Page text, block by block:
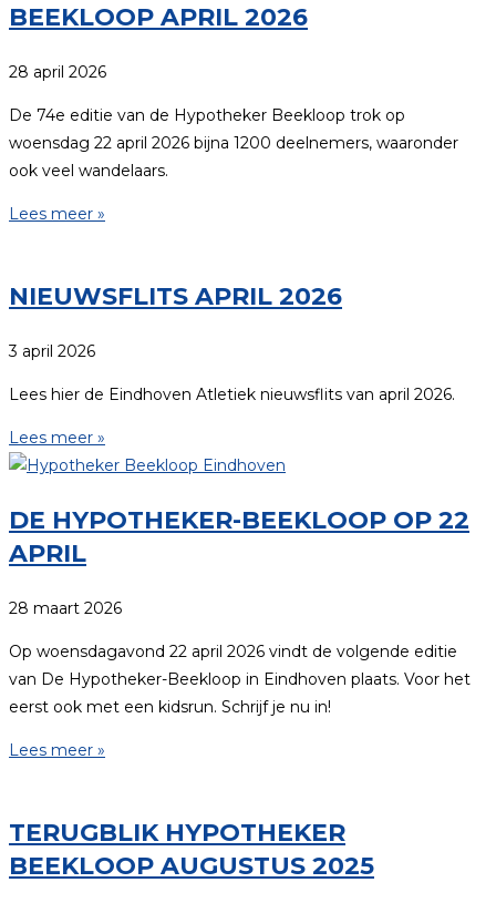
BEEKLOOP APRIL 2026
28 april 2026
De 74e editie van de Hypotheker Beekloop trok op
woensdag 22 april 2026 bijna 1200 deelnemers, waaronder
ook veel wandelaars.
Lees meer »
NIEUWSFLITS APRIL 2026
3 april 2026
Lees hier de Eindhoven Atletiek nieuwsflits van april 2026.
Lees meer »
DE HYPOTHEKER-BEEKLOOP OP 22
APRIL
28 maart 2026
Op woensdagavond 22 april 2026 vindt de volgende editie
van De Hypotheker-Beekloop in Eindhoven plaats. Voor het
eerst ook met een kidsrun. Schrijf je nu in!
Lees meer »
TERUGBLIK HYPOTHEKER
BEEKLOOP AUGUSTUS 2025